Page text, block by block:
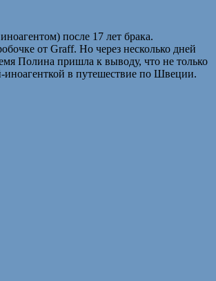
после 17 лет брака.
от Graff. Но через несколько дней
Полина пришла к выводу, что не только
иноагенткой в путешествие по Швеции.